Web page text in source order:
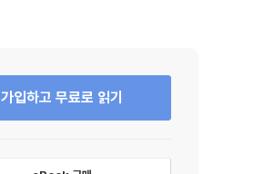
가입하고 무료로 읽기